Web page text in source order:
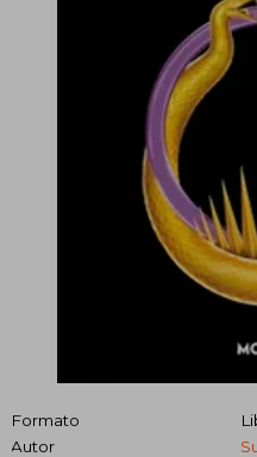
Formato
Autor